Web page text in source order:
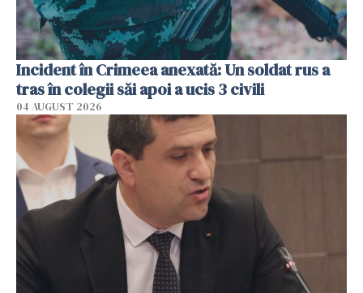
Incident în Crimeea anexată: Un soldat rus a
tras în colegii săi apoi a ucis 3 civili
04 AUGUST 2026